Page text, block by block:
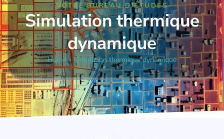
VOTRE BUREAU D'ÉTUDES
Simulation thermique
dynamique
Home»Simulation thermique dynamique